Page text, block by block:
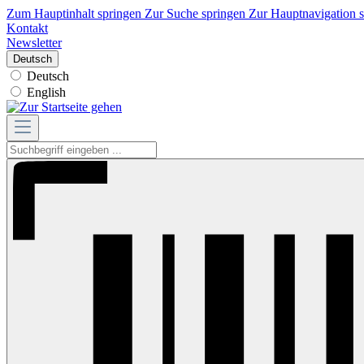
Zum Hauptinhalt springen Zur Suche springen Zur Hauptnavigation
Kontakt
Newsletter
Deutsch
Deutsch
English